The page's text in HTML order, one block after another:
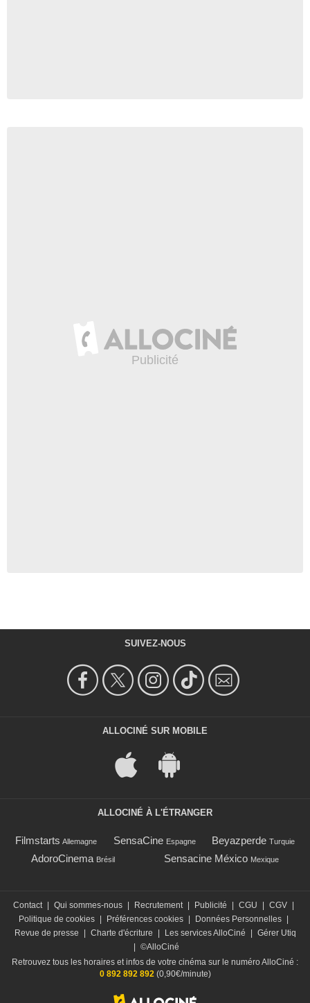
SUIVEZ-NOUS
ALLOCINÉ SUR MOBILE
ALLOCINÉ À L'ÉTRANGER
Filmstarts Allemagne SensaCine Espagne Beyazperde Turquie
AdoroCinema Brésil Sensacine México Mexique
Contact Qui sommes-nous Recrutement Publicité CGU CGV
Politique de cookies
Préférences cookies Données Personnelles
Revue de presse
Charte d'écriture Les services AlloCiné
Gérer Utiq
©AlloCiné
Retrouvez tous les horaires et infos de votre cinéma sur le numéro AlloCiné :
0 892 892 892(0,90€/minute)